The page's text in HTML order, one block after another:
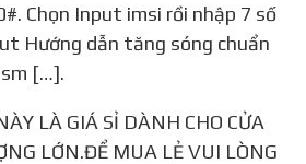
Chọn Input imsi rồi nhập 7 số
Hướng dẫn tăng sóng chuẩn
[…].
LỚN.ĐỂ MUA LẺ VUI LÒNG